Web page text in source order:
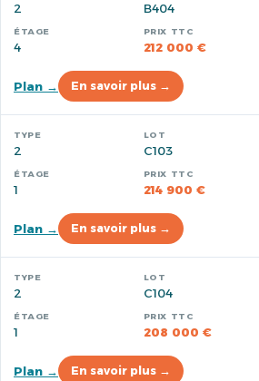
2 B404
4 212 000 €
Plan → En savoir plus →
2 C103
1 214 900 €
Plan → En savoir plus →
2 C104
1 208 000 €
Plan → En savoir plus →